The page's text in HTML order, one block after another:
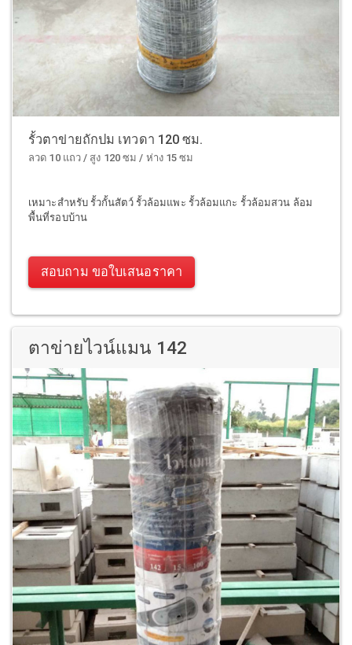
รั้วตาข่ายถักปม เทวดา 120 ซม.
ลวด 10 แถว / สูง 120 ซม / ห่าง 15 ซม
เหมาะสำหรับ รั้วกั้นสัตว์ รั้วล้อมแพะ รั้วล้อมแกะ รั้วล้อมสวน ล้อม
พื้นที่รอบบ้าน
สอบถาม ขอใบเสนอราคา
ตาข่ายไวน์แมน 142